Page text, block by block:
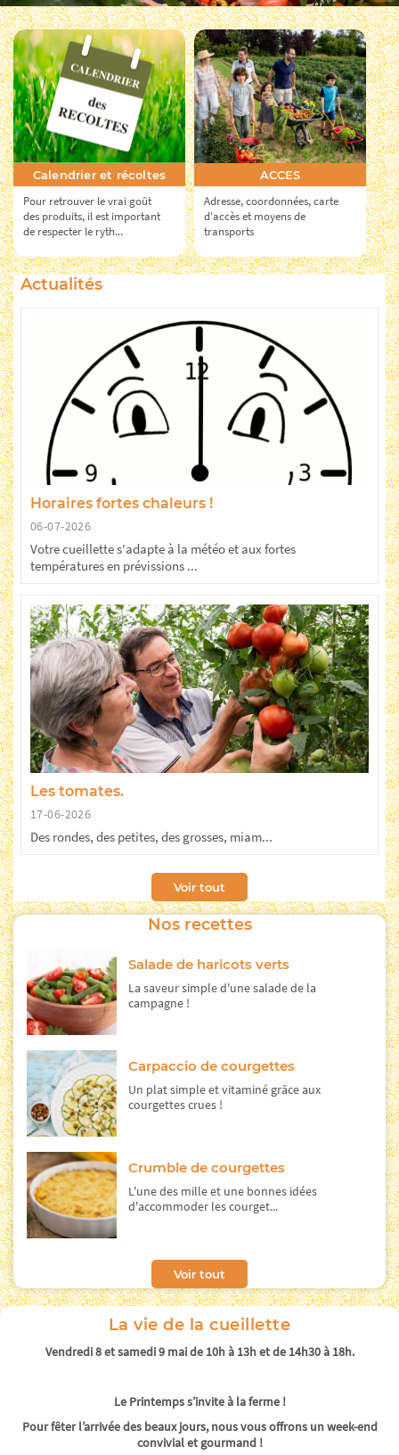
Calendrier et récoltes
Pour retrouver le vrai goût
des produits, il est important
de respecter le ryth...
ACCES
Adresse, coordonnées, carte
d'accès et moyens de
transports
Actualités
Horaires fortes chaleurs !
06-07-2026
Votre cueillette s'adapte à la météo et aux fortes
températures en prévissions ...
Les tomates.
17-06-2026
Des rondes, des petites, des grosses, miam...
Voir tout
Nos recettes
Salade de haricots verts
La saveur simple d'une salade de la
campagne !
Carpaccio de courgettes
Un plat simple et vitaminé grâce aux
courgettes crues !
Crumble de courgettes
L'une des mille et une bonnes idées
d'accommoder les courget...
Voir tout
La vie de la cueillette
Vendredi 8 et samedi 9 mai de 10h à 13h et de 14h30 à 18h.
Le Printemps s’invite à la ferme !
Pour fêter l’arrivée des beaux jours, nous vous offrons un week-end
convivial et gourmand !
Ne ratez plus rien,
Je m’inscris